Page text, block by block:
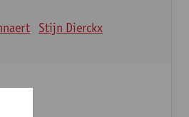
Stijn Dierckx